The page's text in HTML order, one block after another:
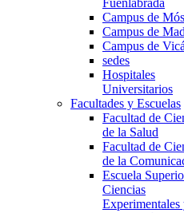
Fuenlabrada
Campus de
Campus de
Campus de
sedes
Hospitales
Universitarios
Facultades y Escuelas
Facultad de
de la Salud
Facultad de
de la
Escuela
Ciencias
Experimentales